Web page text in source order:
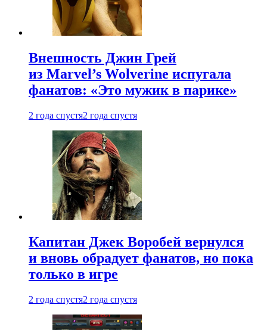
Внешность Джин Грей
из Marvel’s Wolverine испугала
фанатов: «Это мужик в парике»
2 года спустя2 года спустя
Капитан Джек Воробей вернулся
и вновь обрадует фанатов, но пока
только в игре
2 года спустя2 года спустя